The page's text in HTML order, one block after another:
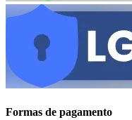
Formas de pagamento